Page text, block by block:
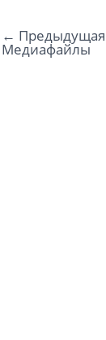
← Предыдущая
Медиафайлы